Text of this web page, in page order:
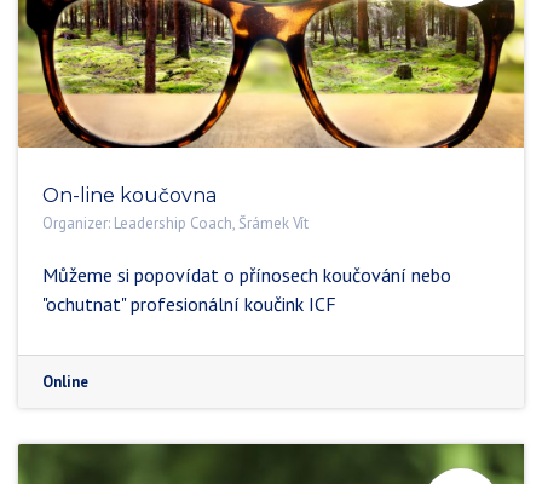
On-line koučovna
Organizer: Leadership Coach, Šrámek Vít
Můžeme si popovídat o přínosech koučování nebo
"ochutnat" profesionální koučink ICF
Online